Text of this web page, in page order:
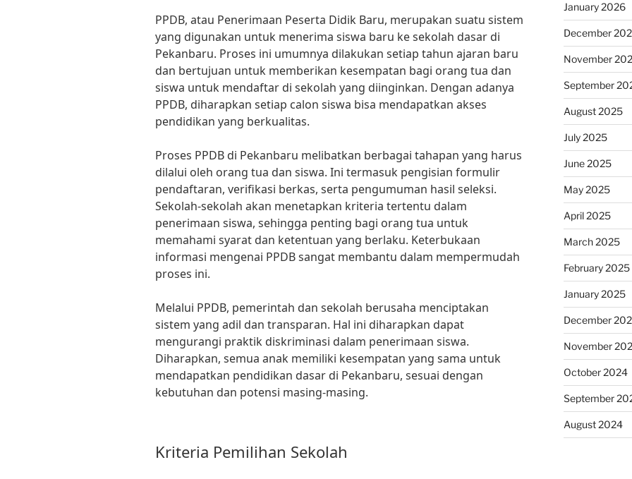
PPDB, atau Penerimaan Peserta Didik Baru, merupakan suatu sistem
yang digunakan untuk menerima siswa baru ke sekolah dasar di
Pekanbaru. Proses ini umumnya dilakukan setiap tahun ajaran baru
dan bertujuan untuk memberikan kesempatan bagi orang tua dan
siswa untuk mendaftar di sekolah yang diinginkan. Dengan adanya
PPDB, diharapkan setiap calon siswa bisa mendapatkan akses
pendidikan yang berkualitas.
Proses PPDB di Pekanbaru melibatkan berbagai tahapan yang harus
dilalui oleh orang tua dan siswa. Ini termasuk pengisian formulir
pendaftaran, verifikasi berkas, serta pengumuman hasil seleksi.
Sekolah-sekolah akan menetapkan kriteria tertentu dalam
penerimaan siswa, sehingga penting bagi orang tua untuk
memahami syarat dan ketentuan yang berlaku. Keterbukaan
informasi mengenai PPDB sangat membantu dalam mempermudah
proses ini.
Melalui PPDB, pemerintah dan sekolah berusaha menciptakan
sistem yang adil dan transparan. Hal ini diharapkan dapat
mengurangi praktik diskriminasi dalam penerimaan siswa.
Diharapkan, semua anak memiliki kesempatan yang sama untuk
mendapatkan pendidikan dasar di Pekanbaru, sesuai dengan
kebutuhan dan potensi masing-masing.
Kriteria Pemilihan Sekolah
January 2026
December
November
September
August 2025
July 2025
June 2025
May 2025
April 2025
March 2025
February 2025
January 2025
December
November
October 2024
September
August 2024